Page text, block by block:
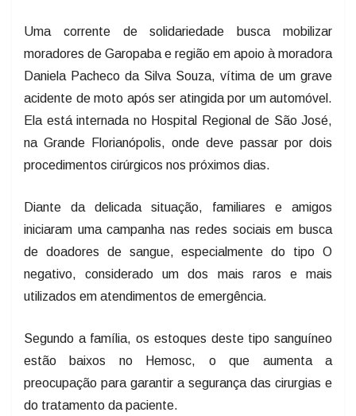
Uma corrente de solidariedade busca mobilizar
moradores de Garopaba e região em apoio à moradora
Daniela Pacheco da Silva Souza, vítima de um grave
acidente de moto após ser atingida por um automóvel.
Ela está internada no Hospital Regional de São José,
na Grande Florianópolis, onde deve passar por dois
procedimentos cirúrgicos nos próximos dias.
Diante da delicada situação, familiares e amigos
iniciaram uma campanha nas redes sociais em busca
de doadores de sangue, especialmente do tipo O
negativo, considerado um dos mais raros e mais
utilizados em atendimentos de emergência.
Segundo a família, os estoques deste tipo sanguíneo
estão baixos no Hemosc, o que aumenta a
preocupação para garantir a segurança das cirurgias e
do tratamento da paciente.